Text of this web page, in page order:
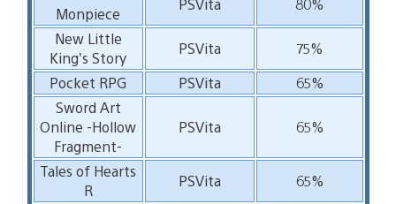
Monpiece
PSVita
80%
New Little
King’s Story
PSVita
75%
Pocket RPG
PSVita
65%
Sword Art
Online -Hollow
Fragment-
PSVita 65%
Tales of Hearts
R
PSVita
65%